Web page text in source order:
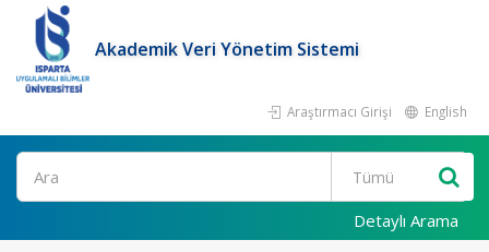
Akademik Veri Yönetim Sistemi
Araştırmacı Girişi English
Ara
Detaylı Arama